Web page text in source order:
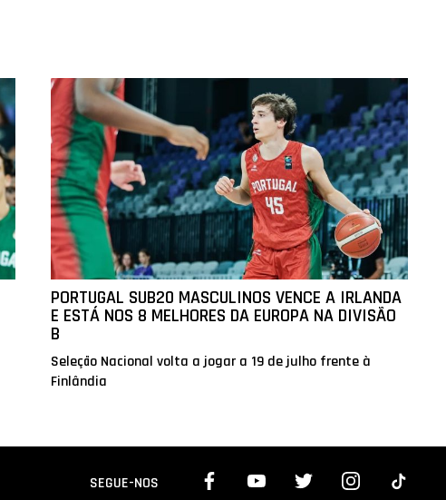
PORTUGAL SUB20 MASCULINOS VENCE A IRLANDA
E ESTÁ NOS 8 MELHORES DA EUROPA NA DIVISÃO
B
Seleção Nacional volta a jogar a 19 de julho frente à
Finlândia
SEGUE-NOS